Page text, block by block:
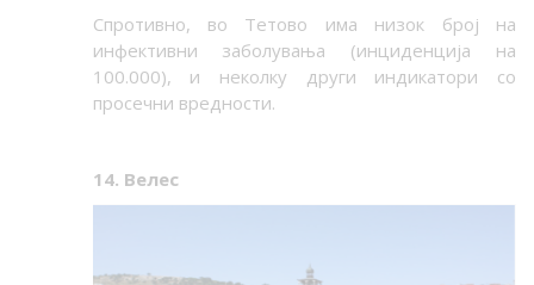
Спротивно, во Тетово има низок број на
инфективни заболувања (инциденција на
100.000), и неколку други индикатори со
просечни вредности.
14. Велес